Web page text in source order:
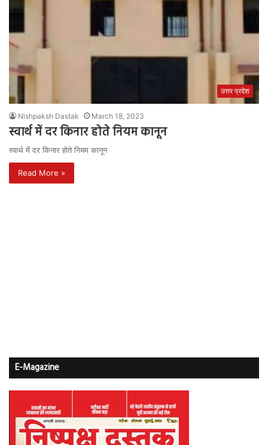
उत्तर प्रदेश
Nishpaksh Dastak March 18, 2023
स्वार्थ में दर किनार होते नियम कानून
स्वार्थ में दर किनार होते नियम कानून
Read More »
E-Magazine